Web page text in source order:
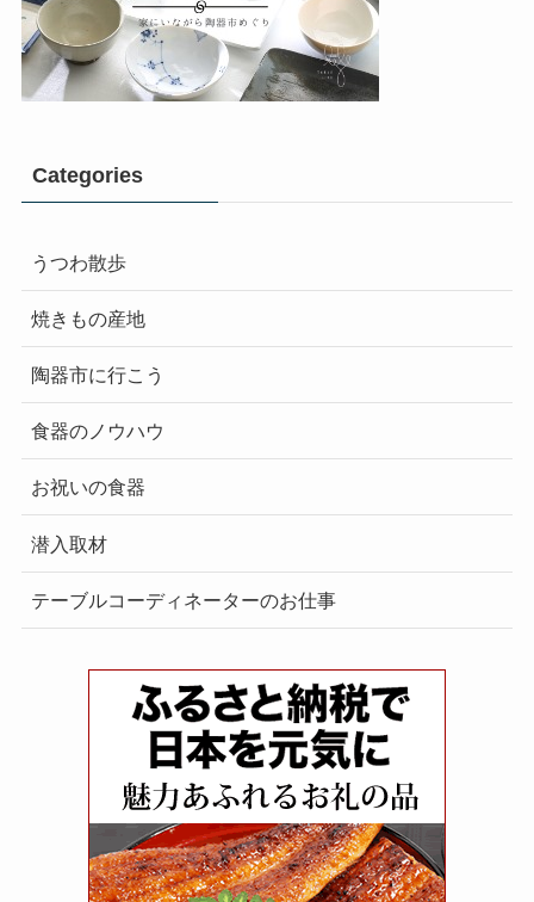
Categories
うつわ散歩
焼きもの産地
陶器市に行こう
食器のノウハウ
お祝いの食器
潜入取材
テーブルコーディネーターのお仕事